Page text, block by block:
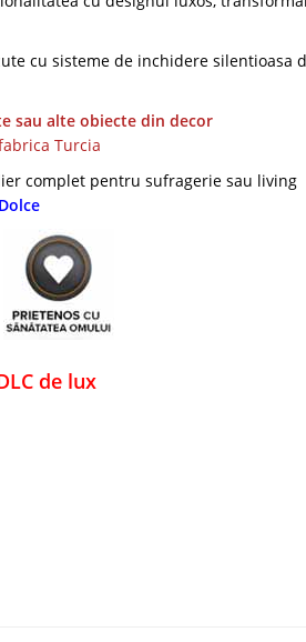
cu sisteme de inchidere silentioasa
sau alte obiecte din decor
Turcia
complet pentru sufragerie sau living
de lux